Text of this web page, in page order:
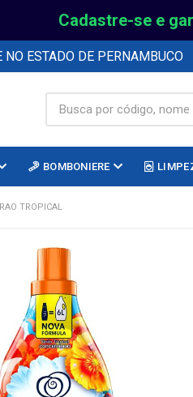
Cadastre-se e
ESTADO DE PERNAMBUCO
BOMBONIERE
TROPICAL